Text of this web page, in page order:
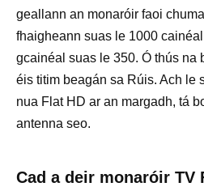
geallann an monaróir faoi
fhaigheann suas le 1000
gcainéal suas le 350. Ó thús na
éis titim beagán sa Rúis. Ach le
nua Flat HD ar an margadh, tá
antenna seo.
Cad a deir monaróir TV